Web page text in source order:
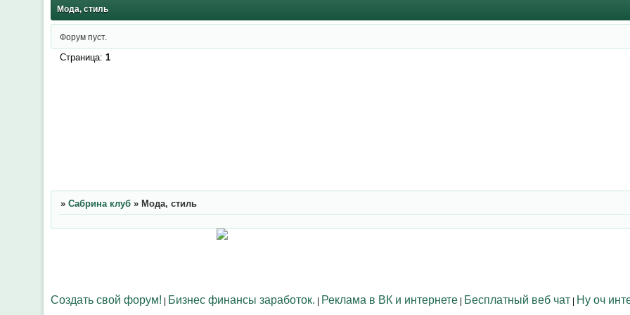
Мода, стиль
Форум пуст.
Страница: 1
» Сабрина клуб » Мода, стиль
Создать свой форум! Бизнес финансы заработок. Реклама в ВК и интернете Бесплатный веб чат Ну оч